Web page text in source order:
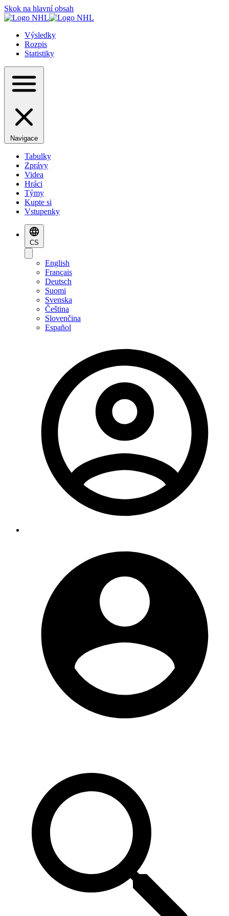
Skok na hlavní obsah
Výsledky
Rozpis
Statistiky
Navigace
Tabulky
Zprávy
Videa
Hráci
Týmy
Kupte si
Vstupenky
CS
English
Français
Deutsch
Suomi
Svenska
Čeština
Slovenčina
Español